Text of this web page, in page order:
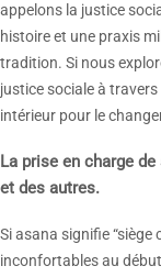
appelons la justice
histoire et une praxis
tradition. Si nous
justice sociale à
intérieur pour le
La prise en charge
et des autres.
Si asana signifie
inconfortables au